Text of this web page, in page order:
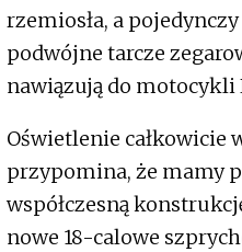
rzemiosła, a
podwójne tarcze
nawiązują do
Oświetlenie całkowicie
przypomina, że mamy
współczesną
nowe 18-calowe